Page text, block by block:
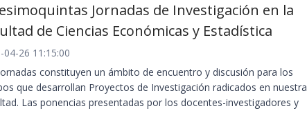
Jornadas de Investigación en la
de Ciencias Económicas y Estadística
04-26 11:15:00
constituyen un ámbito de encuentro y discusión para los
que desarrollan Proyectos de Investigación radicados en nuestra
Las ponencias presentadas por los docentes-investigadores y